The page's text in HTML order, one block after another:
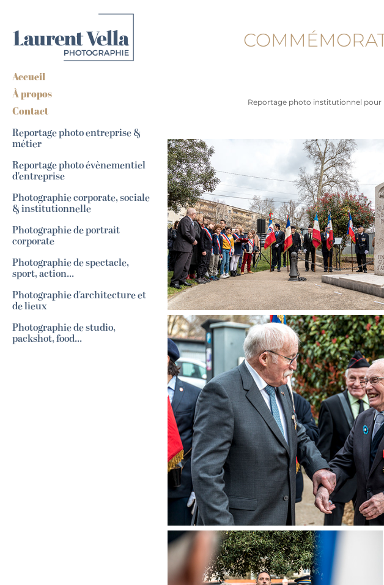
Accueil
À propos
Contact
Reportage photo entreprise &
métier
Reportage photo évènementiel
d'entreprise
Photographie corporate, sociale
& institutionnelle
Photographie de portrait
corporate
Photographie de spectacle,
sport, action...
Photographie d'architecture et
de lieux
Photographie de studio,
packshot, food...
Reportage photo institutionnel pour